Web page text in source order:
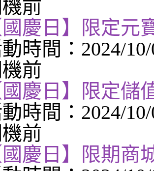
前
國慶日】限定元
時間：2024/
前
國慶日】限定儲
時間：2024/
前
國慶日】限期商